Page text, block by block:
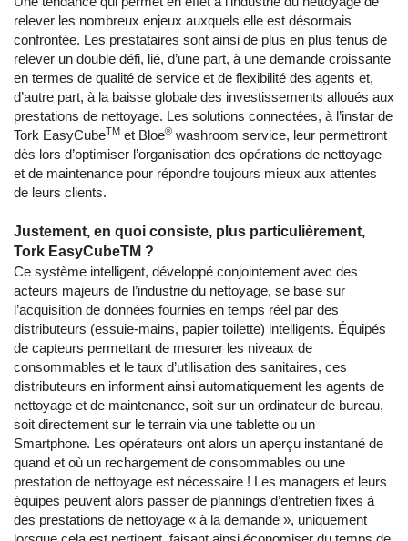
relever les nombreux enjeux auxquels elle est désormais
confrontée. Les prestataires sont ainsi de plus en plus tenus de
relever un double défi, lié, d’une part, à une demande croissante
en termes de qualité de service et de flexibilité des agents et,
d’autre part, à la baisse globale des investissements alloués aux
prestations de nettoyage. Les solutions connectées, à l’instar de
Tork EasyCubeTM et Bloe® washroom service, leur permettront
dès lors d’optimiser l’organisation des opérations de nettoyage
et de maintenance pour répondre toujours mieux aux attentes
de leurs clients.
Justement, en quoi consiste, plus particulièrement,
Tork EasyCubeTM ?
Ce système intelligent, développé conjointement avec des
acteurs majeurs de l’industrie du nettoyage, se base sur
l’acquisition de données fournies en temps réel par des
distributeurs (essuie-mains, papier toilette) intelligents. Équipés
de capteurs permettant de mesurer les niveaux de
consommables et le taux d’utilisation des sanitaires, ces
distributeurs en informent ainsi automatiquement les agents de
nettoyage et de maintenance, soit sur un ordinateur de bureau,
soit directement sur le terrain via une tablette ou un
Smartphone. Les opérateurs ont alors un aperçu instantané de
quand et où un rechargement de consommables ou une
prestation de nettoyage est nécessaire ! Les managers et leurs
équipes peuvent alors passer de plannings d’entretien fixes à
des prestations de nettoyage « à la demande », uniquement